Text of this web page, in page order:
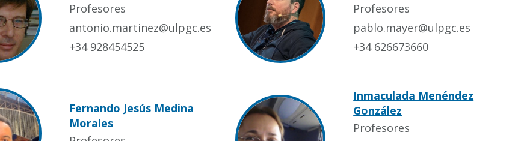
Profesores
antonio.martinez@ulpgc.es
+34 928454525
Profesores
pablo.mayer@ulpgc.es
+34 626673660
Fernando Jesús Medina
Morales
Inmaculada Menéndez
González
Profesores